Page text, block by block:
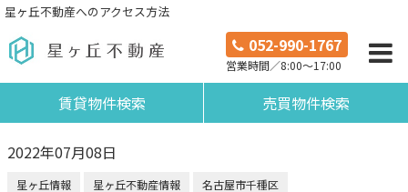
星ヶ丘不動産へのアクセス方法
052-990-1767
営業時間／8:00～17:00
賃貸物件検索 売買物件検索
2022年07月08日
星ヶ丘情報 星ヶ丘不動産情報
名古屋市千種区